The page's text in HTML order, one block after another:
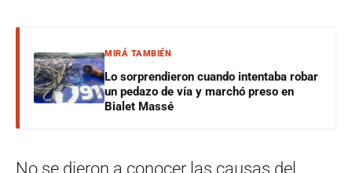
MIRÁ TAMBIÉN
Lo sorprendieron cuando intentaba robar
un pedazo de vía y marchó preso en
Bialet Massé
No se dieron a conocer las causas del